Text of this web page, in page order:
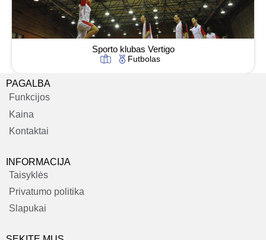
Sporto klubas Vertigo
Futbolas
PAGALBA
Funkcijos
Kaina
Kontaktai
INFORMACIJA
Taisyklės
Privatumo politika
Slapukai